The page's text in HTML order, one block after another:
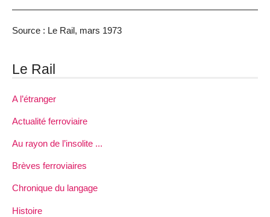
Source : Le Rail, mars 1973
Le Rail
A l’étranger
Actualité ferroviaire
Au rayon de l’insolite ...
Brèves ferroviaires
Chronique du langage
Histoire